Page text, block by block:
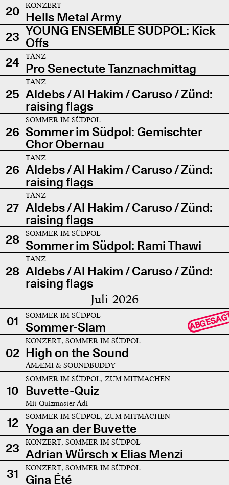
20
KONZERT
Hells Metal Army
23 YOUNG ENSEMBLE SÜDPOL: Kick
Offs
24
TANZ
Pro Senectute Tanznachmittag
25
TANZ
Aldebs / Al Hakim / Caruso / Zünd:
raising flags
26
SOMMER IM SÜDPOL
Sommer im Südpol: Gemischter
Chor Obernau
26
TANZ
Aldebs / Al Hakim / Caruso / Zünd:
raising flags
27
TANZ
Aldebs / Al Hakim / Caruso / Zünd:
raising flags
28
SOMMER IM SÜDPOL
Sommer im Südpol: Rami Thawi
28
TANZ
Aldebs / Al Hakim / Caruso / Zünd:
raising flags
Juli 2026
01 SOMMER IM SÜDPOL
Sommer-Slam
02
KONZERT, SOMMER IM SÜDPOL
High on the Sound
AMÆMI & SOUNDBUDDY
10
SOMMER IM SÜDPOL, ZUM MITMACHEN
Buvette-Quiz
Mit Quizmaster Adi
12 SOMMER IM SÜDPOL, ZUM MITMACHEN
Yoga an der Buvette
23
KONZERT, SOMMER IM SÜDPOL
Adrian Würsch x Elias Menzi
31
KONZERT, SOMMER IM SÜDPOL
Gina Été